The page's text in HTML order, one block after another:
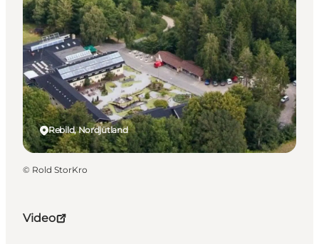
Video
Rebild, Nordjütland
© Rold StorKro